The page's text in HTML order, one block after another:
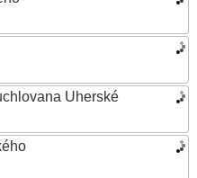
Uherské